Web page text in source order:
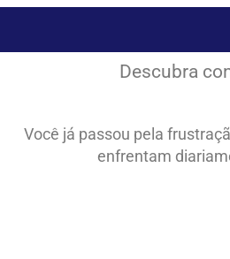
Descubra
Você já passou pela
enfrentam